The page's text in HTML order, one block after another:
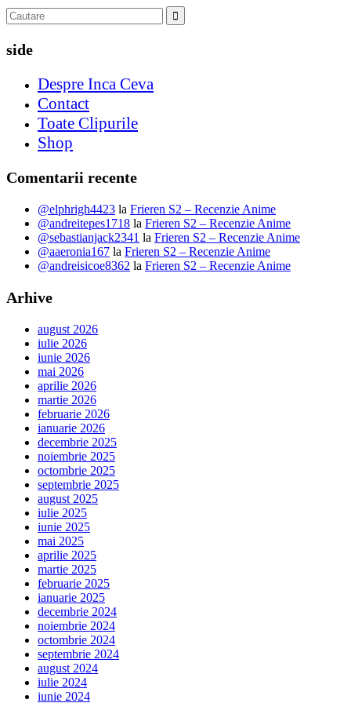
side
Despre Inca Ceva
Contact
Toate Clipurile
Shop
Comentarii recente
@elphrigh4423 la Frieren S2 – Recenzie Anime
@andreitepes1718 la Frieren S2 – Recenzie Anime
@sebastianjack2341 la Frieren S2 – Recenzie Anime
@aaeronia167 la Frieren S2 – Recenzie Anime
@andreisicoe8362 la Frieren S2 – Recenzie Anime
Arhive
august 2026
iulie 2026
iunie 2026
mai 2026
aprilie 2026
martie 2026
februarie 2026
ianuarie 2026
decembrie 2025
noiembrie 2025
octombrie 2025
septembrie 2025
august 2025
iulie 2025
iunie 2025
mai 2025
aprilie 2025
martie 2025
februarie 2025
ianuarie 2025
decembrie 2024
noiembrie 2024
octombrie 2024
septembrie 2024
august 2024
iulie 2024
iunie 2024